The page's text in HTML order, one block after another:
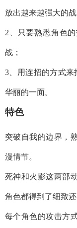
放出越来越强大的战
2、只要熟悉角色
战；
3、用连招的方式来
华丽的一面。
特色
突破自我的边界，
漫情节。
死神和火影这两部
角色都得到了细致
每个角色的攻击方